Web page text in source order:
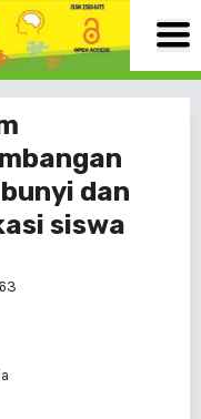
dan
siswa